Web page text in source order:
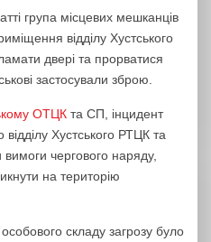
група місцевих мешканців
відділу Хустського
двері та прорватися
застосували зброю.
ОТЦК та СП, інцидент
Хустського РТЦК та
чергового наряду,
на територію
складу загрозу було